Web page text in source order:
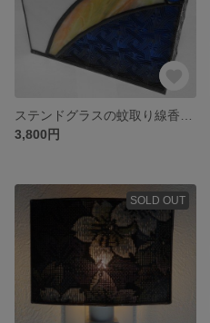
3,800円
SOLD OUT